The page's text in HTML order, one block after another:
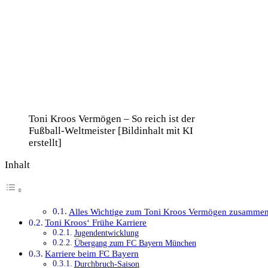
Toni Kroos Vermögen – So reich ist der
Fußball-Weltmeister [Bildinhalt mit KI
erstellt]
Inhalt
Alles Wichtige zum Toni Kroos Vermögen
Toni Kroos‘ Frühe Karriere
Jugendentwicklung
Übergang zum FC Bayern München
Karriere beim FC Bayern
Durchbruch-Saison